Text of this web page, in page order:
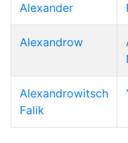
Alexander
Alexandrow
Alexandrowitsch
Falik